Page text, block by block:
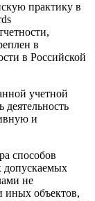
практику в
в
в Российской
учетной
и
способов
допускаемых
не
иных объектов,